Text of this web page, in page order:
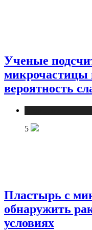
Ученые
микрочастицы
вероятность
5
Пластырь с
обнаружить
условиях